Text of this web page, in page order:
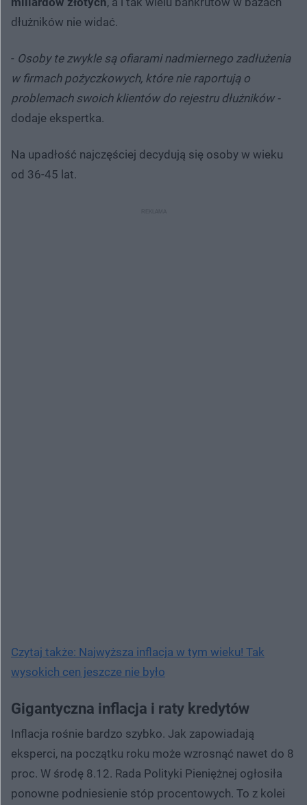
dłużników nie widać.
- Osoby te zwykle są ofiarami nadmiernego zadłużenia
w firmach pożyczkowych, które nie raportują o
problemach swoich klientów do rejestru dłużników -
dodaje ekspertka.
Na upadłość najczęściej decydują się osoby w wieku
od 36-45 lat.
Czytaj także: Najwyższa inflacja w tym wieku! Tak
wysokich cen jeszcze nie było
Gigantyczna inflacja i raty kredytów
Inflacja rośnie bardzo szybko. Jak zapowiadają
eksperci, na początku roku może wzrosnąć nawet do 8
proc. W środę 8.12. Rada Polityki Pieniężnej ogłosiła
ponowne podniesienie stóp procentowych. To z kolei